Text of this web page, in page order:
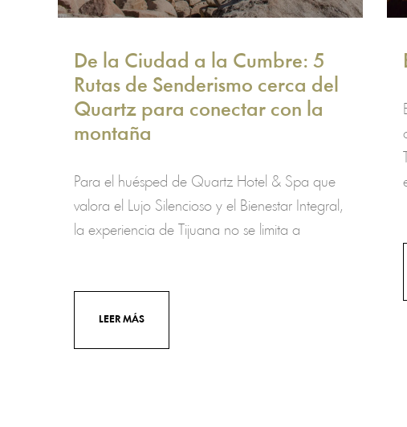
De la Ciudad a la Cumbre: 5
Rutas de Senderismo cerca del
Quartz para conectar con la
montaña
Para el huésped de Quartz Hotel & Spa que
valora el Lujo Silencioso y el Bienestar Integral,
la experiencia de Tijuana no se limita a
LEER MÁS